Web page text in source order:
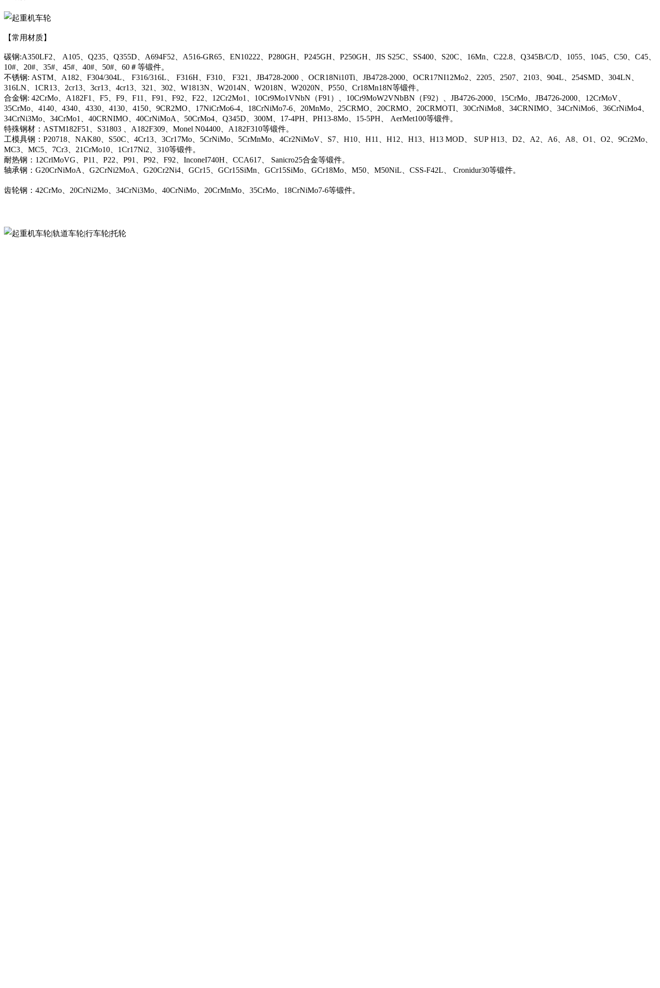
【常用材质】
碳钢:A350LF2、 A105、Q235、Q355D、A694F52、A516-GR65、EN10222、P280GH、P245GH、P250GH、JIS S25C、SS400、S20C、16Mn、C22.8、Q345B/C/D、1055、1045、C50、C45、
10#、20#、35#、45#、40#、50#、60＃等锻件。
不锈钢: ASTM、A182、F304/304L、 F316/316L、 F316H、F310、 F321、JB4728-2000 、OCR18Ni10Ti、JB4728-2000、OCR17NI12Mo2、2205、2507、2103、904L、254SMD、304LN、
316LN、1CR13、2cr13、3cr13、4cr13、321、302、W1813N、W2014N、W2018N、W2020N、P550、Cr18Mn18N等锻件。
合金钢: 42CrMo、A182F1、F5、F9、F11、F91、F92、F22、12Cr2Mo1、10Cr9Mo1VNbN（F91）、10Cr9MoW2VNbBN（F92）、JB4726-2000、15CrMo、JB4726-2000、12CrMoV、
35CrMo、4140、4340、4330、4130、4150、9CR2MO、17NiCrMo6-4、18CrNiMo7-6、20MnMo、25CRMO、20CRMO、20CRMOTI、30CrNiMo8、34CRNIMO、34CrNiMo6、36CrNiMo4、
34CrNi3Mo、34CrMo1、40CRNIMO、40CrNiMoA、50CrMo4、Q345D、300M、17-4PH、PH13-8Mo、15-5PH、 AerMet100等锻件。
特殊钢材：ASTM182F51、S31803 、A182F309、Monel N04400、A182F310等锻件。
工模具钢：P20718、NAK80、S50C、4Cr13、3Cr17Mo、5CrNiMo、5CrMnMo、4Cr2NiMoV、S7、H10、H11、H12、H13、H13 MOD、 SUP H13、D2、A2、A6、A8、O1、O2、9Cr2Mo、
MC3、MC5、7Cr3、21CrMo10、1Cr17Ni2、310等锻件。
耐热钢：12CrlMoVG、P11、P22、P91、P92、F92、InconeI740H、CCA617、 Sanicro25合金等锻件。
轴承钢：G20CrNiMoA、G2CrNi2MoA、G20Cr2Ni4、GCr15、GCr15SiMn、GCr15SiMo、GCr18Mo、M50、M50NiL、CSS-F42L、 Cronidur30等锻件。
齿轮钢：42CrMo、20CrNi2Mo、34CrNi3Mo、40CrNiMo、20CrMnMo、35CrMo、18CrNiMo7-6等锻件。